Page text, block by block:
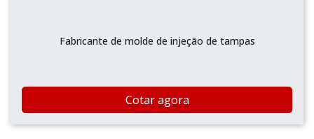
Fabricante de molde de injeção de tampas
Cotar agora